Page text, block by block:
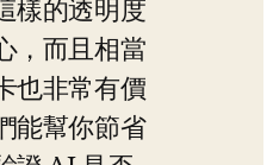
樣的透明度
，而且相當
也非常有價
能幫你節省